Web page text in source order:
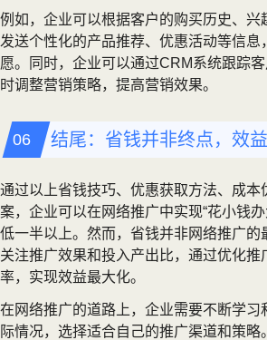
例如，企业可以根据客户的购买历史、兴
发送个性化的产品推荐、优惠活动等信息
愿。同时，企业可以通过CRM系统跟踪
时调整营销策略，提高营销效果。
结尾：省钱并非终点，效
通过以上省钱技巧、优惠获取方法、成本
案，企业可以在网络推广中实现“花小钱
低一半以上。然而，省钱并非网络推广的
关注推广效果和投入产出比，通过优化推
率，实现效益最大化。
在网络推广的道路上，企业需要不断学习
际情况，选择适合自己的推广渠道和策略